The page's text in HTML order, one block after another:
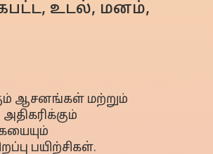
உடல், மனம்,
ஆசனங்கள் மற்றும்
பயிற்சிகள்.